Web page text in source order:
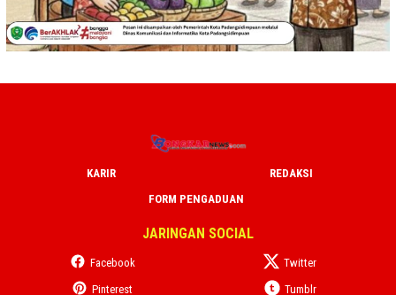
KARIR
REDAKSI
FORM PENGADUAN
JARINGAN SOCIAL
Facebook
Twitter
Pinterest
Tumblr